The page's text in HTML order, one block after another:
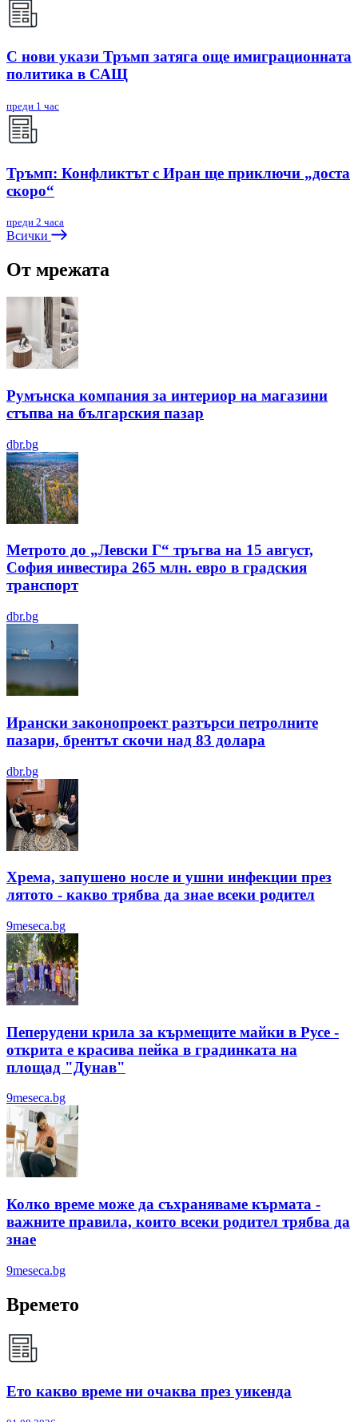
С нови укази Тръмп затяга още имиграционната
политика в САЩ
преди 1 час
Тръмп: Конфликтът с Иран ще приключи „доста
скоро“
преди 2 часа
Всички
От мрежата
Румънска компания за интериор на магазини
стъпва на българския пазар
dbr.bg
Метрото до „Левски Г“ тръгва на 15 август,
София инвестира 265 млн. евро в градския
транспорт
dbr.bg
Ирански законопроект разтърси петролните
пазари, брентът скочи над 83 долара
dbr.bg
Хрема, запушено носле и ушни инфекции през
лятотo - какво трябва да знае всеки родител
9meseca.bg
Пеперудени крила за кърмещите майки в Русе -
открита е красива пейка в градинката на
площад "Дунав"
9meseca.bg
Колко време може да съхраняваме кърмата -
важните правила, които всеки родител трябва да
знае
9meseca.bg
Времето
Ето какво време ни очаква през уикенда